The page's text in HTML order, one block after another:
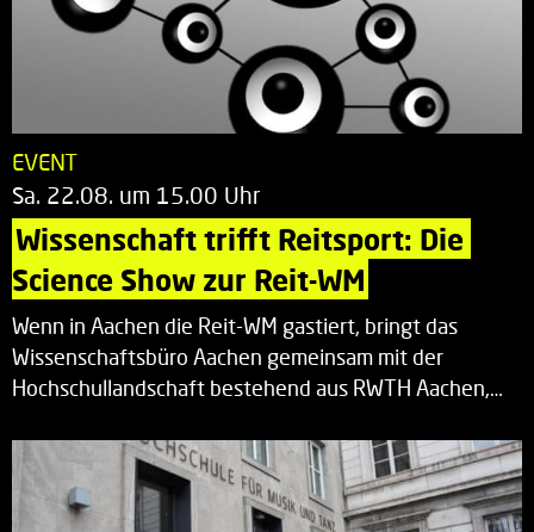
EVENT
Sa. 22.08. um 15.00 Uhr
Wissenschaft trifft Reitsport: Die
Science Show zur Reit-WM
Wenn in Aachen die Reit-WM gastiert, bringt das
Wissenschaftsbüro Aachen gemeinsam mit der
Hochschullandschaft bestehend aus RWTH Aachen,…